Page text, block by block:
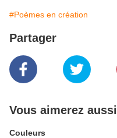
#Poèmes en création
Partager
Vous aimerez aussi
Couleurs